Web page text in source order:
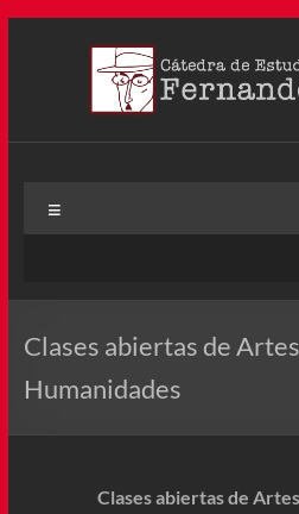
Cátedra Pessoa
creada en agosto de 2011, tras
Clases abiertas de
Humanidades
Clases abiertas de